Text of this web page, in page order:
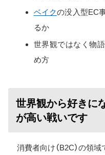
ベイクの没入型EC
るか
世界観ではなく物
め方
世界観から好きに
が高い戦いです
消費者向け（B2C）の領